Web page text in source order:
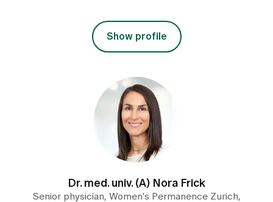
Show profile
Dr. med. univ. (A) Nora Frick
Senior physician, Women's Permanence Zurich,